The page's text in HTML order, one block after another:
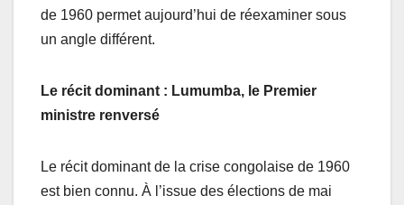
de 1960 permet aujourd’hui de réexaminer sous
un angle différent.
Le récit dominant : Lumumba, le Premier
ministre renversé
Le récit dominant de la crise congolaise de 1960
est bien connu. À l’issue des élections de mai